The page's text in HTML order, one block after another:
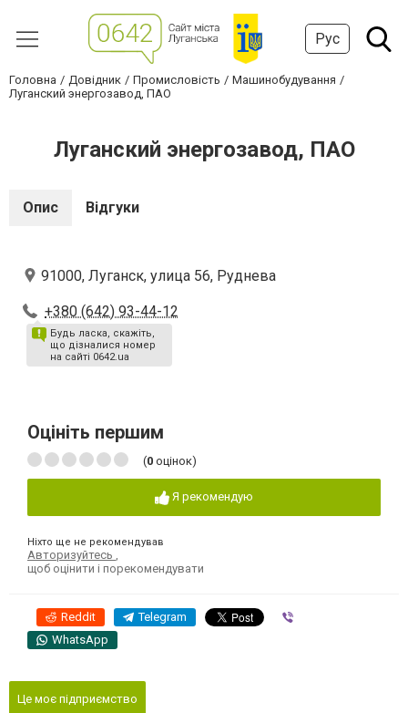
Рус
Головна Довідник Промисловість
Машинобудування
Луганский энергозавод, ПАО
Луганский энергозавод, ПАО
Опис Відгуки
91000, Луганск, улица 56, Руднева
+380 (642) 93-44-12
Будь ласка, скажіть,
що дізналися номер
на сайті 0642.ua
Оцініть першим
(0 оцінок)
Я рекомендую
Ніхто ще не рекомендував
Авторизуйтесь
щоб оцінити і порекомендувати
Reddit Telegram
WhatsApp
Це моє підприємство